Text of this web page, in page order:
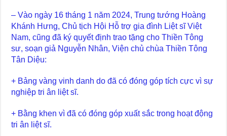
– Vào ngày 16 tháng 1 năm 2024, Trung tướng Hoàng
Khánh Hưng, Chủ tịch Hội Hỗ trợ gia đình Liệt sĩ Việt
Nam, cũng đã ký quyết định trao tặng cho Thiền Tông
sư, soạn giả Nguyễn Nhân, Viện chủ chùa Thiền Tông
Tân Diệu:
+ Bảng vàng vinh danh do đã có đóng góp tích cực vì sự
nghiệp tri ân liệt sĩ.
+ Bằng khen vì đã có đóng góp xuất sắc trong hoạt động
tri ân liệt sĩ.